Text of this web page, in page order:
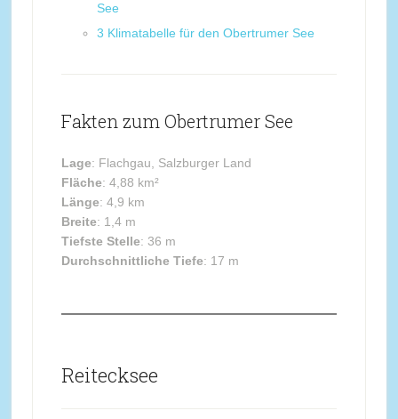
See
3 Klimatabelle für den Obertrumer See
Fakten zum Obertrumer See
Lage: Flachgau, Salzburger Land
Fläche: 4,88 km²
Länge: 4,9 km
Breite: 1,4 m
Tiefste Stelle: 36 m
Durchschnittliche Tiefe: 17 m
Reitecksee